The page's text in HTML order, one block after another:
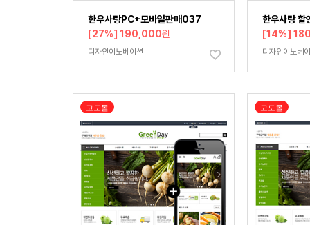
한우사랑PC+모바일판매037
[27%] 190,000원
디자인이노베이션
한우사랑
[14%]
디자인이노베
고도몰 고도몰